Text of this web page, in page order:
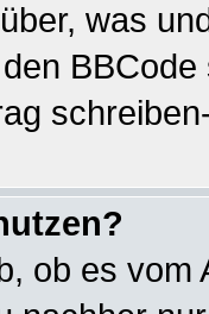
was
ob es